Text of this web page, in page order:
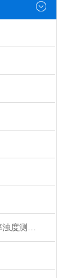
手持在线PH溶氧电导率浊度测定仪